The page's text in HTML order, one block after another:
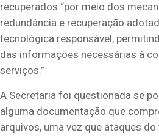
recuperados “por meio dos
redundância e recuperação
tecnológica responsável,
das informações necessárias à
serviços.”
A Secretaria foi questionada se
alguma documentação que
arquivos, uma vez que ataques